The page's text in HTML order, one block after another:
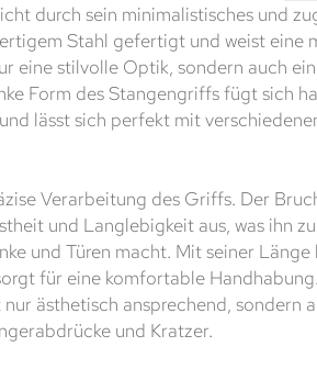
durch sein minimalistisches und
Stahl gefertigt und weist eine
eine stilvolle Optik, sondern auch
Form des Stangengriffs fügt sich
lässt sich perfekt mit
Verarbeitung des Griffs. Der
und Langlebigkeit aus, was ihn
und Türen macht. Mit seiner
für eine komfortable
ästhetisch ansprechend, sondern
und Kratzer.